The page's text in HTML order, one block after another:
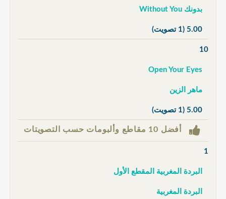
بدونك Without You
5.00 (1 تصويت)
10
Open Your Eyes
ماهر الزين
5.00 (1 تصويت)
أفضل 10 مقاطع وألبومات حسب التصويتات
1
البردة المغربية المقطع الأول
البردة المغربية